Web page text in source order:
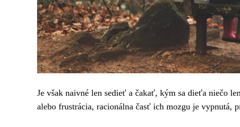
Je však naivné len sedieť a čakať, kým sa dieťa niečo
alebo frustrácia, racionálna časť ich mozgu je vypnutá,